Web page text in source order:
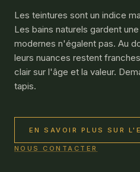
Les teintures sont un indice
Les bains naturels gardent
modernes n'égalent pas. Au
leurs nuances restent
clair sur l'âge et la valeur.
tapis.
EN SAVOIR PLUS SUR
NOUS CONTACTER